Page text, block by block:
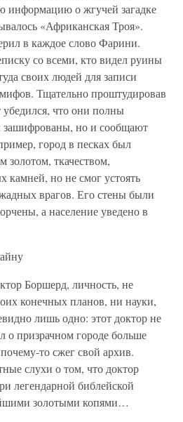
информацию о жгучей загадке
«Африканская Троя».
в каждое слово Фарини.
со всеми, кто видел руины
своих людей для записи
Тщательно проштудировав
убедился, что они полны
зашифрованы, но и сообщают
город в песках был
золотом, ткачеством,
камней, но не смог устоять
врагов. Его стены были
а население уведено в
Боршерд, личность, не
конечных планов, ни науки,
лишь одно: этот доктор не
о призрачном городе больше
то сжег свой архив.
слухи о том, что доктор
легендарной библейской
золотыми копями…